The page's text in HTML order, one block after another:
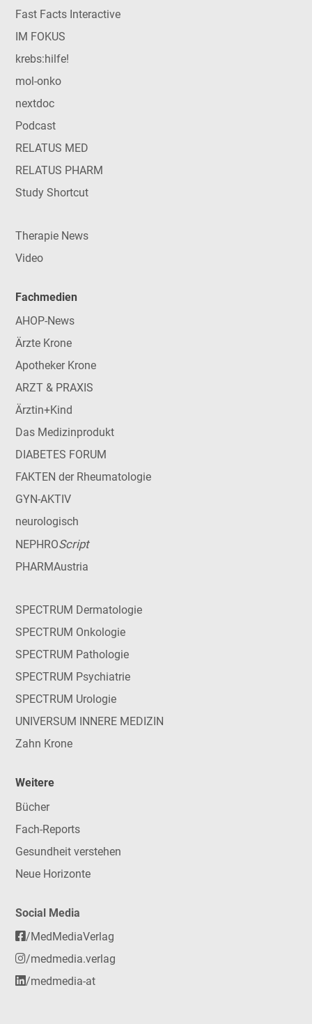
Fast Facts Interactive
IM FOKUS
krebs:hilfe!
mol-onko
nextdoc
Podcast
RELATUS MED
RELATUS PHARM
Study Shortcut
Therapie News
Video
Fachmedien
AHOP-News
Ärzte Krone
Apotheker Krone
ARZT & PRAXIS
Ärztin+Kind
Das Medizinprodukt
DIABETES FORUM
FAKTEN der Rheumatologie
GYN-AKTIV
neurologisch
NEPHROScript
PHARMAustria
SPECTRUM Dermatologie
SPECTRUM Onkologie
SPECTRUM Pathologie
SPECTRUM Psychiatrie
SPECTRUM Urologie
UNIVERSUM INNERE MEDIZIN
Zahn Krone
Weitere
Bücher
Fach-Reports
Gesundheit verstehen
Neue Horizonte
Social Media
/MedMediaVerlag
/medmedia.verlag
/medmedia-at